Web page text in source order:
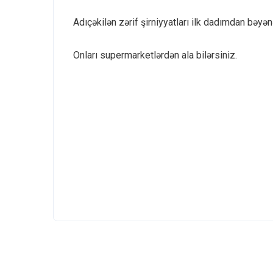
Adıçəkilən zərif şirniyyatları ilk dadımdan
Onları supermarketlərdən ala bilərsiniz.